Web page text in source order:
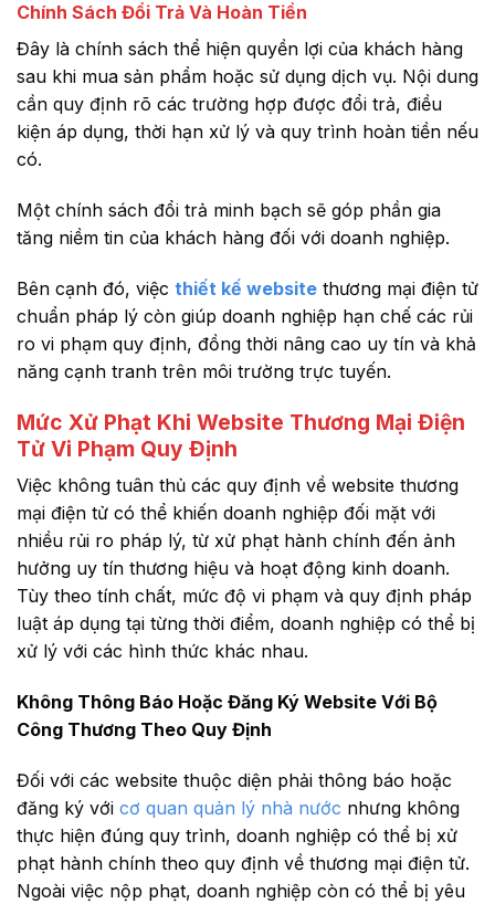
Chính Sách Đổi Trả Và Hoàn Tiền
Đây là chính sách thể hiện quyền lợi của khách hàng
sau khi mua sản phẩm hoặc sử dụng dịch vụ. Nội dung
cần quy định rõ các trường hợp được đổi trả, điều
kiện áp dụng, thời hạn xử lý và quy trình hoàn tiền nếu
có.
Một chính sách đổi trả minh bạch sẽ góp phần gia
tăng niềm tin của khách hàng đối với doanh nghiệp.
Bên cạnh đó, việc thiết kế website thương mại điện tử
chuẩn pháp lý còn giúp doanh nghiệp hạn chế các rủi
ro vi phạm quy định, đồng thời nâng cao uy tín và khả
năng cạnh tranh trên môi trường trực tuyến.
Mức Xử Phạt Khi Website Thương Mại Điện
Tử Vi Phạm Quy Định
Việc không tuân thủ các quy định về website thương
mại điện tử có thể khiến doanh nghiệp đối mặt với
nhiều rủi ro pháp lý, từ xử phạt hành chính đến ảnh
hưởng uy tín thương hiệu và hoạt động kinh doanh.
Tùy theo tính chất, mức độ vi phạm và quy định pháp
luật áp dụng tại từng thời điểm, doanh nghiệp có thể bị
xử lý với các hình thức khác nhau.
Không Thông Báo Hoặc Đăng Ký Website Với Bộ
Công Thương Theo Quy Định
Đối với các website thuộc diện phải thông báo hoặc
đăng ký với cơ quan quản lý nhà nước nhưng không
thực hiện đúng quy trình, doanh nghiệp có thể bị xử
phạt hành chính theo quy định về thương mại điện tử.
Ngoài việc nộp phạt, doanh nghiệp còn có thể bị yêu